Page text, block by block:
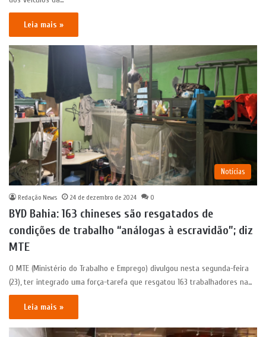
Leia mais »
Notícias
Redação News 24 de dezembro de 2024 0
BYD Bahia: 163 chineses são resgatados de
condições de trabalho “análogas à escravidão”; diz
MTE
O MTE (Ministério do Trabalho e Emprego) divulgou nesta segunda-feira
(23), ter integrado uma força-tarefa que resgatou 163 trabalhadores na…
Leia mais »